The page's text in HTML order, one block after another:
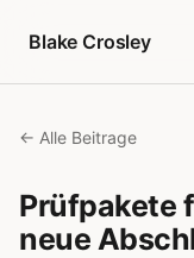
Blake Crosley
← Alle Beitrage
Prüfpakete
neue